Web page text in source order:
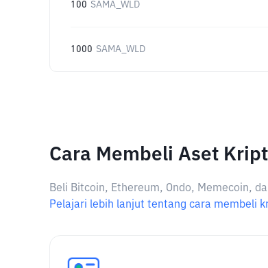
100 SAMA_WLD
1000 SAMA_WLD
Cara Membeli Aset
Beli Bitcoin, Ethereum, Ondo, Memecoin,
Pelajari lebih lanjut tentang cara membeli